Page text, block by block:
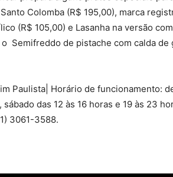
Colomba (R$ 195,00), marca
(R$ 105,00) e Lasanha na versão
o Semifreddo de pistache com calda de
Paulista| Horário de funcionamento:
das 12 às 16 horas e 19 às 23
3061-3588.